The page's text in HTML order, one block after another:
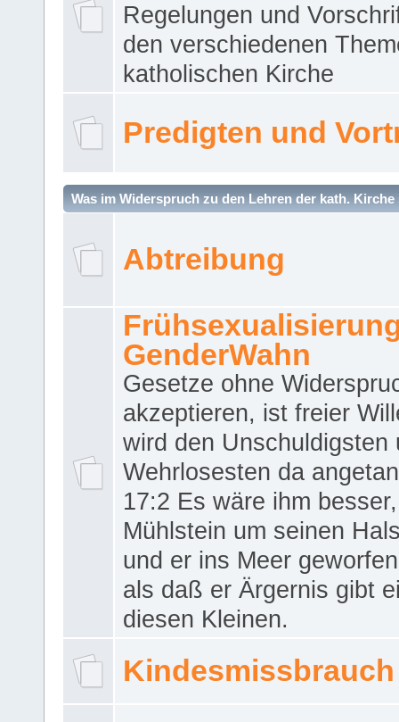
Regelungen und
den verschiedenen
katholischen Kirche
Predigten und
Was im Widerspruch zu den Lehren der kath. Kirche
Abtreibung
GenderWahn
Gesetze ohne
akzeptieren, ist freier
wird den Unschuldigsten
Wehrlosesten da
17:2 Es wäre ihm
Mühlstein um seinen
und er ins Meer
als daß er Ärgernis gibt
diesen Kleinen.
Kindesmissbrauch